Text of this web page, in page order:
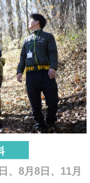
、8月8日、11月